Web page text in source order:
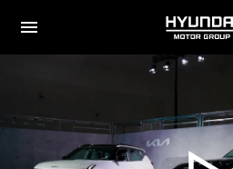
전체
HYUNDAI
MOTOR
GROUP